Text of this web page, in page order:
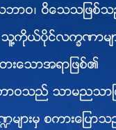
ာဝ၊ ဝိေသသျဖစ္
႔ကိုယ္ပိုင္လကၡဏာမ်
ေသာအရာျဖစ္၏
သည္ သာမညသာျဖစ္
မ်ားမွ စကားေျပာ